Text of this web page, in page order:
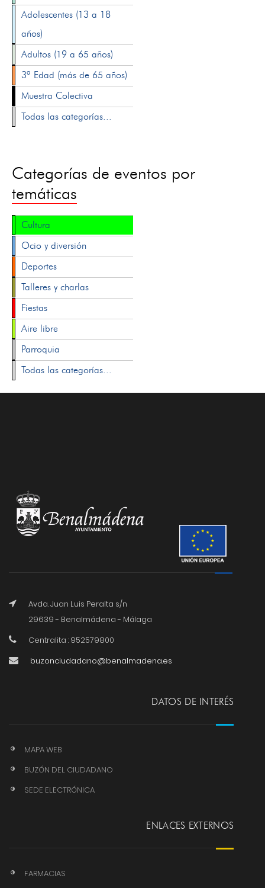
Adolescentes (13 a 18
años)
Adultos (19 a 65 años)
3ª Edad (más de 65 años)
Muestra Colectiva
Todas las categorías...
Categorías de eventos por
temáticas
Cultura
Ocio y diversión
Deportes
Talleres y charlas
Fiestas
Aire libre
Parroquia
Todas las categorías...
Avda. Juan Luis Peralta s/n
29639 - Benalmádena - Málaga
Centralita : 952579800
buzonciudadano@benalmadena.es
DATOS DE INTERÉS
MAPA WEB
BUZÓN DEL CIUDADANO
SEDE ELECTRÓNICA
ENLACES EXTERNOS
FARMACIAS